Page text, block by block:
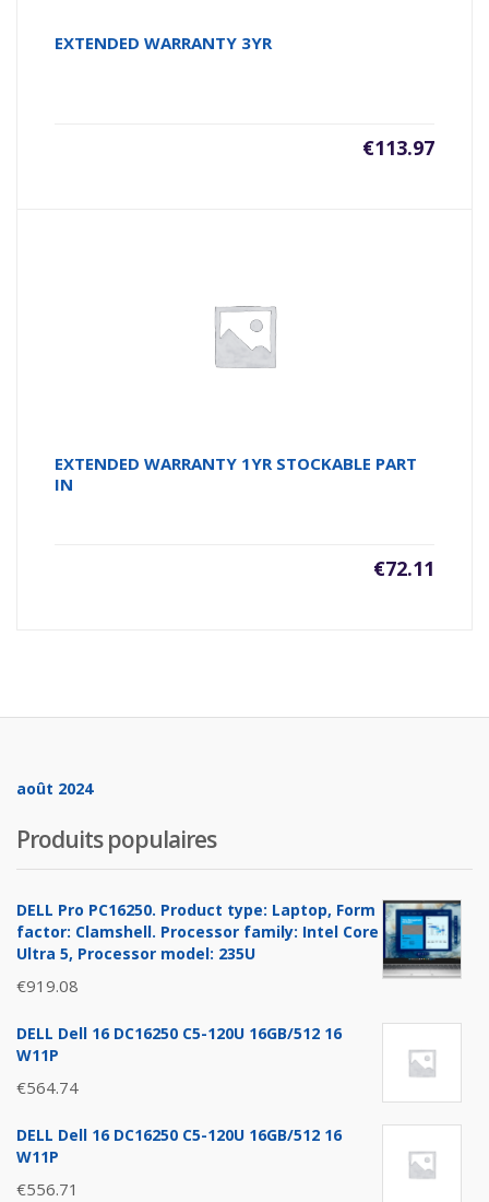
EXTENDED WARRANTY 3YR
€113.97
EXTENDED WARRANTY 1YR STOCKABLE PART
IN
€72.11
août 2024
Produits populaires
DELL Pro PC16250. Product type: Laptop, Form
factor: Clamshell. Processor family: Intel Core
Ultra 5, Processor model: 235U
€919.08
DELL Dell 16 DC16250 C5-120U 16GB/512 16
W11P
€564.74
DELL Dell 16 DC16250 C5-120U 16GB/512 16
W11P
€556.71